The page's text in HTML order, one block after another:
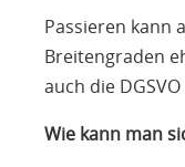
Passieren kann
Breitengraden
auch die DGSVO
Wie kann man